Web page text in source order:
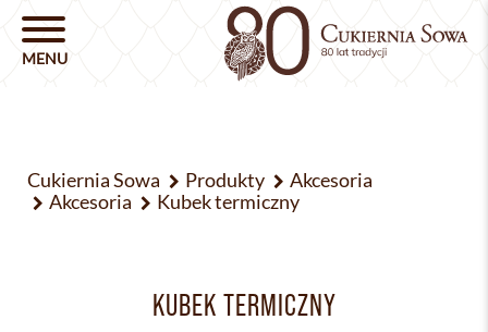
Cukiernia Sowa Produkty
Akcesoria
Akcesoria
Kubek termiczny
KUBEK TERMICZNY